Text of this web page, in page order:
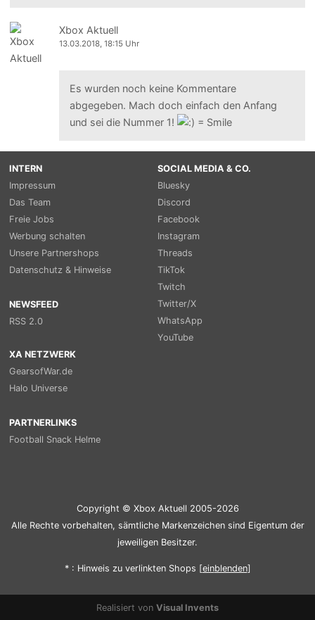
Xbox Aktuell
13.03.2018, 18:15 Uhr
Es wurden noch keine Kommentare
abgegeben. Mach doch einfach den Anfang
und sei die Nummer 1!
INTERN
Impressum
Das Team
Freie Jobs
Werbung schalten
Unsere Partnershops
Datenschutz & Hinweise
NEWSFEED
RSS 2.0
SOCIAL MEDIA & CO.
Bluesky
Discord
Facebook
Instagram
Threads
TikTok
Twitch
Twitter/X
WhatsApp
YouTube
XA NETZWERK
GearsofWar.de
Halo Universe
PARTNERLINKS
Football Snack Helme
Copyright © Xbox Aktuell 2005-2026
Alle Rechte vorbehalten, sämtliche Markenzeichen sind Eigentum der
jeweiligen Besitzer.
* : Hinweis zu verlinkten Shops [einblenden]
Realisiert von Visual Invents